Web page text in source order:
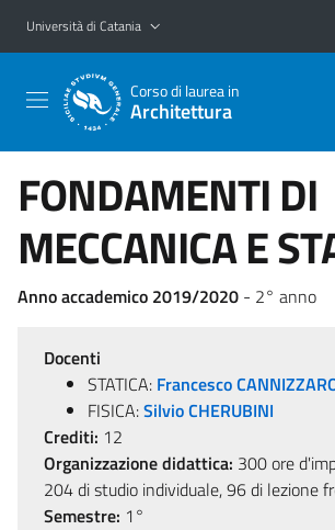
Vai al contenuto principale
Vai al menu di navigazione
Università di Catania
Corso di laurea in
Architettura
FONDAMENTI DI
MECCANICA E
Anno accademico 2019/2020 - 2° anno
Docenti
STATICA: Francesco
FISICA:Silvio CHERUBINI
Crediti: 12
Organizzazione didattica: 300 ore
204 di studio individuale, 96 di lezione
Semestre: 1°